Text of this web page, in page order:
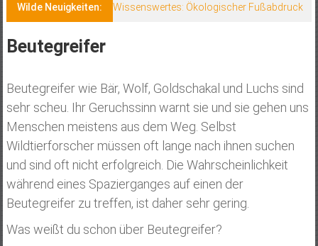
Wilde Neuigkeiten: Wissenswertes: Ökologischer Fußabdruck
Beutegreifer
Beutegreifer wie Bär, Wolf, Goldschakal und Luchs sind
sehr scheu. Ihr Geruchssinn warnt sie und sie gehen uns
Menschen meistens aus dem Weg. Selbst
Wildtierforscher müssen oft lange nach ihnen suchen
und sind oft nicht erfolgreich. Die Wahrscheinlichkeit
während eines Spazierganges auf einen der
Beutegreifer zu treffen, ist daher sehr gering.
Was weißt du schon über Beutegreifer?